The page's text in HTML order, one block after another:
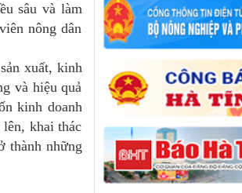
sâu và làm
nông dân
xuất, kinh
và hiệu quả
kinh doanh
khai thác
thành những